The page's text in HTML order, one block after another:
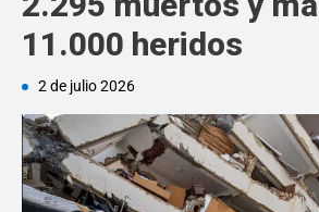
11.000 heridos
2 de julio 2026